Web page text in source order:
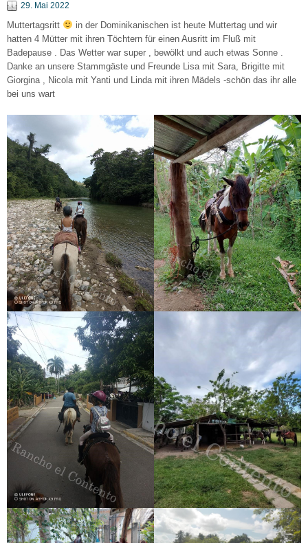
29. Mai 2022
Muttertagsritt
in der Dominikanischen ist heute Muttertag und wir
hatten 4 Mütter mit ihren Töchtern für einen Ausritt im Fluß mit
Badepause . Das Wetter war super , bewölkt und auch etwas Sonne .
Danke an unsere Stammgäste und Freunde Lisa mit Sara, Brigitte mit
Giorgina , Nicola mit Yanti und Linda mit ihren Mädels -schön das ihr alle
bei uns wart